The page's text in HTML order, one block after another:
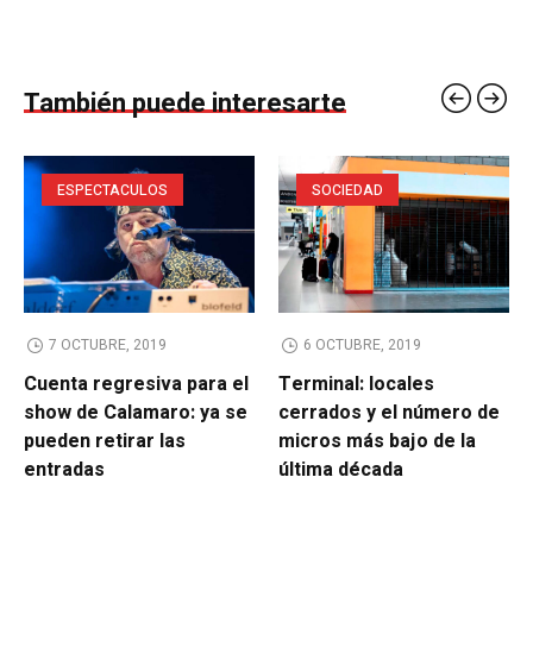
También puede interesarte
ESPECTACULOS
7 OCTUBRE, 2019
Cuenta regresiva para el
show de Calamaro: ya se
pueden retirar las
entradas
SOCIEDAD
6 OCTUBRE, 2019
Terminal: locales
cerrados y el número de
micros más bajo de la
última década